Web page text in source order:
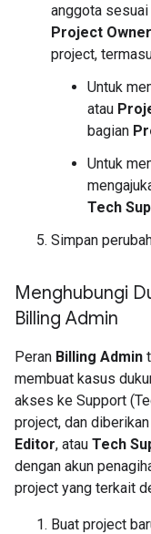
anggota
Project Owner
project,
Untuk
atau
bagian
Untuk
Tech
Simpan
Menghubungi
Billing Admin
Peran Billing Admin
membuat kasus
akses ke Support
project, dan
Editor, atau Tech
dengan akun
project yang terkait
Buat project